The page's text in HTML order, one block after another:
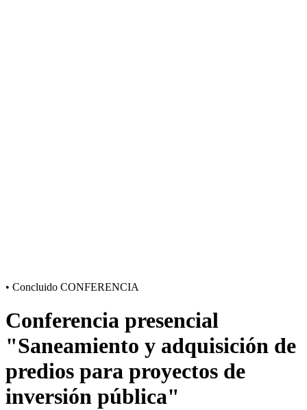
• Concluido CONFERENCIA
Conferencia presencial
"Saneamiento y adquisición de
predios para proyectos de
inversión pública"